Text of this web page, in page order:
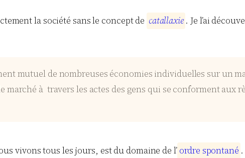
la société sans le concept de catallaxie . Je l’ai
mutuel de nombreuses économies individuelles sur un
marché à travers les actes des gens qui se conforment
vivons tous les jours, est du domaine de l’ ordre spontané